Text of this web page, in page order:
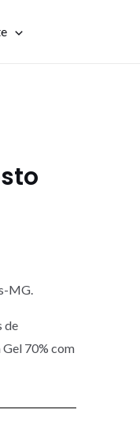
MG.
de
Gel 70% com